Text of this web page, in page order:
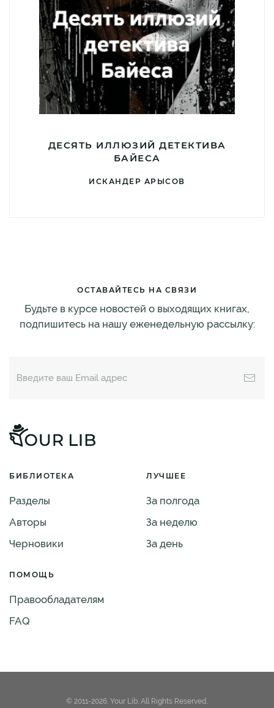
ДЕСЯТЬ ИЛЛЮЗИЙ ДЕТЕКТИВА
БАЙЕСА
ИСКАНДЕР АРЫСОВ
ОСТАВАЙТЕСЬ НА СВЯЗИ
Будьте в курсе новостей о выходящих книгах,
подпишитесь на нашу еженедельную рассылку:
БИБЛИОТЕКА
Разделы
Авторы
Черновики
ЛУЧШЕЕ
За полгода
За неделю
За день
ПОМОЩЬ
Правообладателям
FAQ
© 2011-2026. Your Lib. All Rights Reserved.